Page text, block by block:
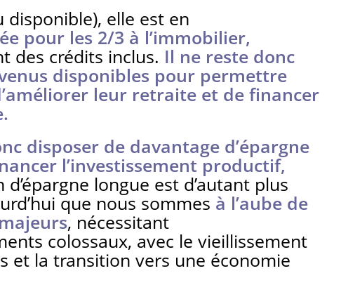
disponible), elle est en
pour les 2/3 à l’immobilier,
des crédits inclus. Il ne reste donc
disponibles pour permettre
leur retraite et de financer
disposer de davantage d’épargne
l’investissement productif,
d’épargne longue est d’autant plus
que nous sommes à l’aube de
, nécessitant
colossaux, avec le vieillissement
et la transition vers une économie